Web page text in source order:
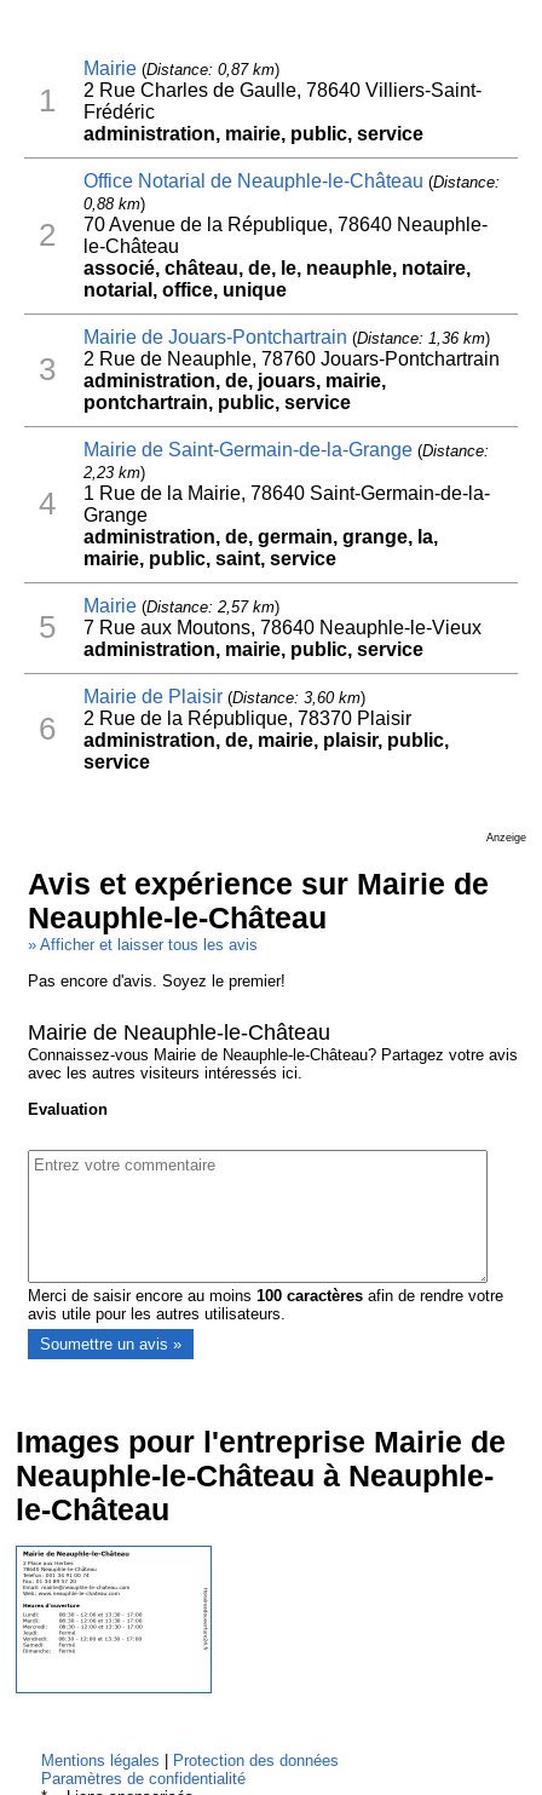
1
Mairie(Distance: 0,87 km)
2 Rue Charles de Gaulle, 78640 Villiers-Saint-
Frédéric
administration, mairie, public, service
2
Office Notarial de Neauphle-le-Château (Distance:
0,88 km)
70 Avenue de la République, 78640 Neauphle-
le-Château
associé, château, de, le, neauphle, notaire,
notarial, office, unique
3
Mairie de Jouars-Pontchartrain (Distance: 1,36 km)
2 Rue de Neauphle, 78760 Jouars-Pontchartrain
administration, de, jouars, mairie,
pontchartrain, public, service
4
Mairie de Saint-Germain-de-la-Grange(Distance:
2,23 km)
1 Rue de la Mairie, 78640 Saint-Germain-de-la-
Grange
administration, de, germain, grange, la,
mairie, public, saint, service
5
Mairie(Distance: 2,57 km)
7 Rue aux Moutons, 78640 Neauphle-le-Vieux
administration, mairie, public, service
6
Mairie de Plaisir(Distance: 3,60 km)
2 Rue de la République, 78370 Plaisir
administration, de, mairie, plaisir, public,
service
Anzeige
Avis et expérience sur Mairie de
Neauphle-le-Château
» Afficher et laisser tous les avis
Pas encore d'avis. Soyez le premier!
Mairie de Neauphle-le-Château
Connaissez-vous Mairie de Neauphle-le-Château? Partagez votre avis
avec les autres visiteurs intéressés ici.
Evaluation
Merci de saisir encore au moins100 caractères afin de rendre votre
avis utile pour les autres utilisateurs.
Images pour l'entreprise Mairie de
Neauphle-le-Château à Neauphle-
le-Château
Mentions légales
Protection des données
Paramètres de confidentialité